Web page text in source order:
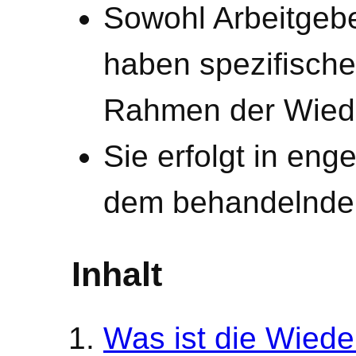
Sowohl
haben
Rahmen der
Sie erfolgt in
dem
Inhalt
Was ist die